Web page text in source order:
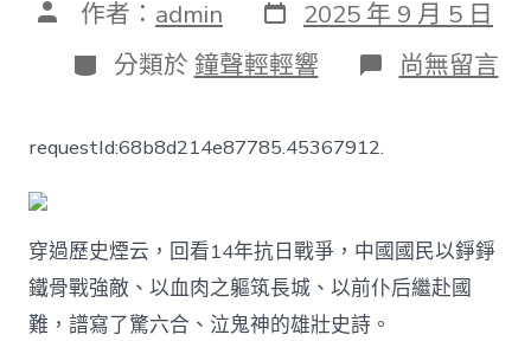
文 作者： admin 發
表
日
期
2025 年 9 月 5 日
分
類
分類於 鐘聲輕輕響 在
〈氣
好
漢
壯
尚無留言
requestId:68b8d214e87785.45367912.
穿過歷史煙云，回看14年抗日戰爭，中國國民以錚錚
鐵骨戰強敵、以血肉之軀筑長城、以前仆后繼赴國
難，譜寫了驚六合、泣鬼神的雄壯史詩。